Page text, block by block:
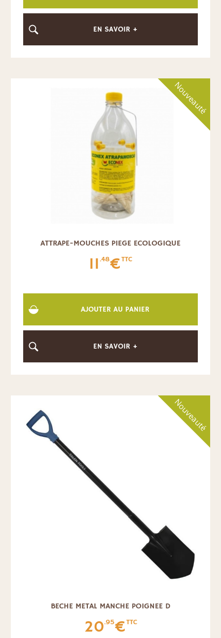
EN SAVOIR +
Nouveauté
ATTRAPE-MOUCHES PIEGE ECOLOGIQUE
11.48€TTC
AJOUTER AU PANIER
EN SAVOIR +
Nouveauté
BECHE METAL MANCHE POIGNEE D
20.95€TTC